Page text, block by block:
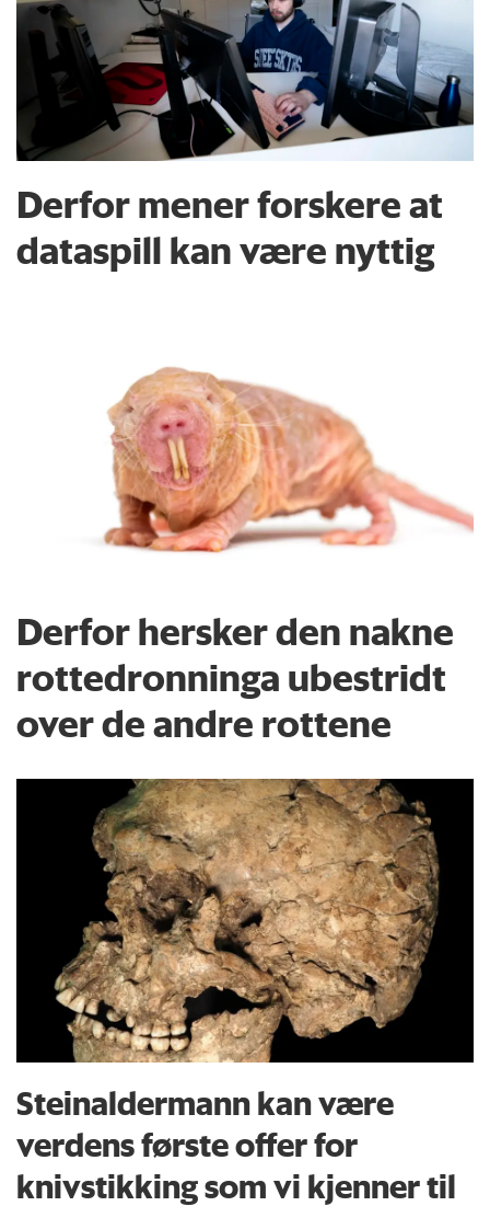
Derfor mener forskere at
dataspill kan være nyttig
Derfor hersker den nakne
rottedronninga ubestridt
over de andre rottene
Steinaldermann kan være
verdens første offer for
knivstikking som vi kjenner til